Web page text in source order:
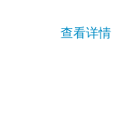
查看详情